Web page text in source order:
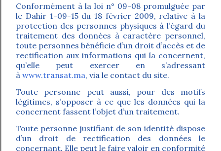
Conformément à la loi n° 09-08 promulguée par
le Dahir 1-09-15 du 18 février 2009, relative à la
protection des personnes physiques à l’égard du
traitement des données à caractère personnel,
toute personnes bénéficie d’un droit d’accès et de
rectification aux informations qui la concernent,
qu’elle peut exercer en s’adressant
à www.transat.ma, via le contact du site.
Toute personne peut aussi, pour des motifs
légitimes, s’opposer à ce que les données qui la
concernent fassent l’objet d’un traitement.
Toute personne justifiant de son identité dispose
d’un droit de rectification des données le
concernant. Elle peut le faire valoir en conformité